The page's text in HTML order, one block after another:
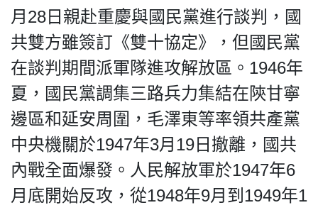
月28日親赴重慶與國民黨進行談判，國
共雙方雖簽訂《雙十協定》，但國民黨
在談判期間派軍隊進攻解放區。1946年
夏，國民黨調集三路兵力集結在陝甘寧
邊區和延安周圍，毛澤東等率領共產黨
中央機關於1947年3月19日撤離，國共
內戰全面爆發。人民解放軍於1947年6
月底開始反攻，從1948年9月到1949年1